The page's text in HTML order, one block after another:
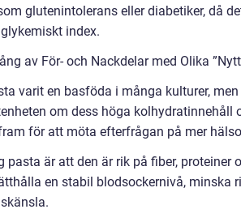
glutenintolerans eller diabetiker, då
index.
av För- och Nackdelar med Olika
varit en basföda i många kulturer,
om dess höga
för att möta efterfrågan på mer
pasta är att den är rik på fiber, proteiner
en stabil blodsockernivå, minska